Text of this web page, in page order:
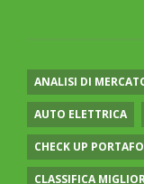
ANALISI DI
AUTO ELETTRICA
CHECK UP
CLASSIFICA